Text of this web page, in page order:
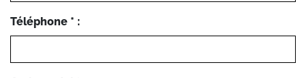
Téléphone * :